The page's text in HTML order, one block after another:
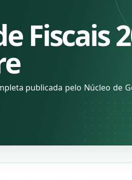
Fiscais
publicada pelo Núcleo de